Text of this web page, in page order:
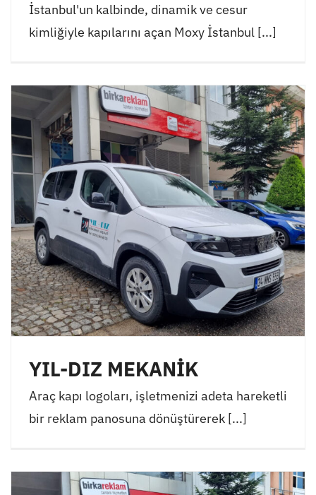
İstanbul'un kalbinde, dinamik ve cesur
kimliğiyle kapılarını açan Moxy İstanbul [...]
YIL-DIZ MEKANİK
Araç kapı logoları, işletmenizi adeta hareketli
bir reklam panosuna dönüştürerek [...]